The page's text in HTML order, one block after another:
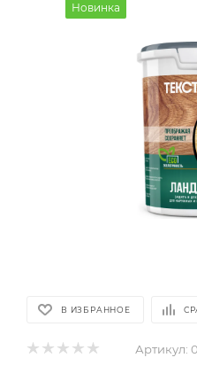
Новинка
В ИЗБРАННОЕ
Артикул: